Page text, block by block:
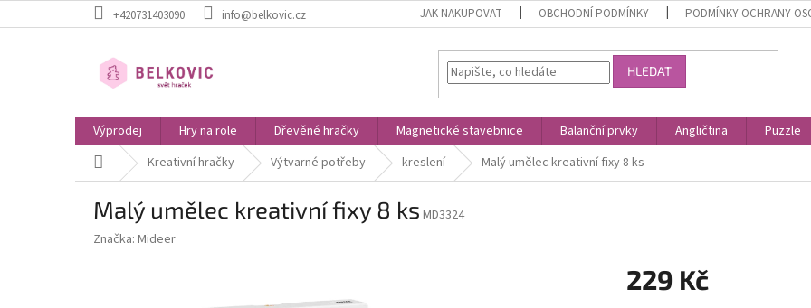
na
+420731403090 info@belkovic.cz JAK NAKUPOVAT OBCHODNÍ PODMÍNKY PODMÍNKY OCHRANY
HLEDAT
Výprodej Hry na role Dřevěné hračky Magnetické stavebnice Balanční prvky Angličtina Puzzle
Domů Kreativní hračky Výtvarné potřeby kreslení Malý umělec kreativní fixy 8 ks
Malý umělec kreativní fixy 8 ks MD3324
Značka: Mideer
229 Kč